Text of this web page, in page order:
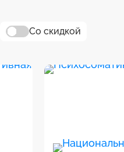
Со скидкой